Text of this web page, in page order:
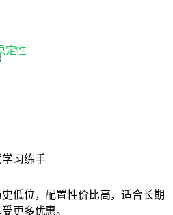
定性
学习练手
低位，配置性价比高，适合长期
更多优惠。